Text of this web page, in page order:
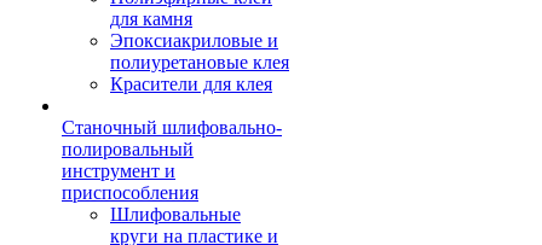
для камня
Эпоксиакриловые и
полиуретановые клея
Красители для клея
Станочный шлифовально-
полировальный
инструмент и
приспособления
Шлифовальные
круги на пластике и